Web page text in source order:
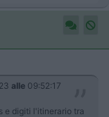
alle 09:52:17
e digiti l'itinerario tra